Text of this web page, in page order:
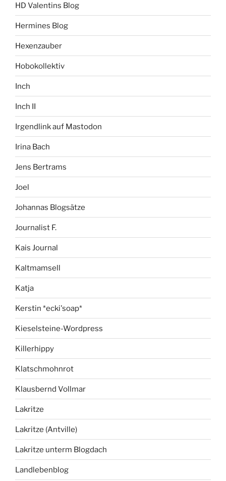
HD Valentins Blog
Hermines Blog
Hexenzauber
Hobokollektiv
Inch
Inch II
Irgendlink auf Mastodon
Irina Bach
Jens Bertrams
Joel
Johannas Blogsätze
Journalist F.
Kais Journal
Kaltmamsell
Katja
Kerstin *ecki'soap*
Kieselsteine-Wordpress
Killerhippy
Klatschmohnrot
Klausbernd Vollmar
Lakritze
Lakritze (Antville)
Lakritze unterm Blogdach
Landlebenblog